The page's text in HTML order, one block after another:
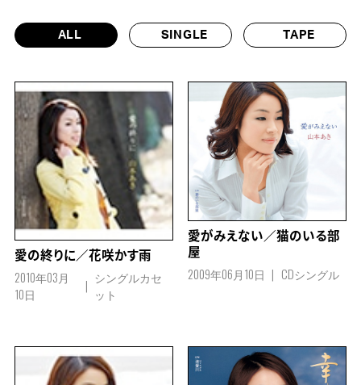
ALL SINGLE TAPE
愛の終りに／花咲かす雨
2010年03月
10日
シングルカセ
ット
愛がみえない／猫のいる部
屋
2009年06月10日 CDシングル